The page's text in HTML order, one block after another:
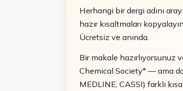
Herhangi bir dergi adını
hazır kısaltmaları
Ücretsiz ve anında.
Bir makale hazırlıyorsunuz
Chemical Society* — ama
MEDLINE, CASSI) farklı